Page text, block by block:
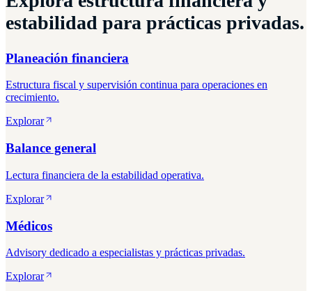
estabilidad para prácticas privadas.
Planeación financiera
Estructura fiscal y supervisión continua para operaciones en
crecimiento.
Explorar
Balance general
Lectura financiera de la estabilidad operativa.
Explorar
Médicos
Advisory dedicado a especialistas y prácticas privadas.
Explorar